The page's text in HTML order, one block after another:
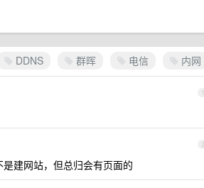
DDNS 群晖 电信 内网
1
2
建网站，但总归会有页面的